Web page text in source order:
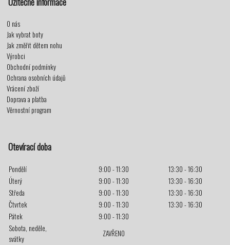
O nás
Jak vybrat boty
Jak změřit dětem nohu
Výrobci
Obchodní podmínky
Ochrana osobních údajů
Vrácení zboží
Doprava a platba
Věrnostní program
Otevírací doba
Pondělí 9:00 - 11:30
13:30 - 16:30
Úterý
9:00 - 11:30
13:30 - 16:30
Středa
9:00 - 11:30
13:30 - 16:30
Čtvrtek
9:00 - 11:30
13:30 - 16:30
Pátek
9:00 - 11:30
Sobota, neděle,
svátky
ZAVŘENO